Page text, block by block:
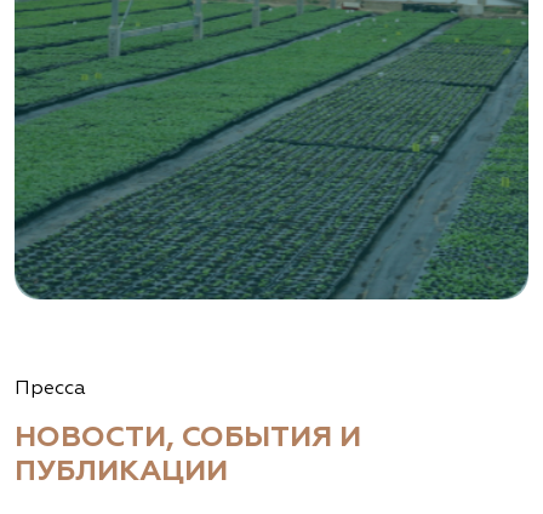
Пресса
НОВОСТИ, СОБЫТИЯ И
ПУБЛИКАЦИИ